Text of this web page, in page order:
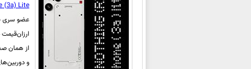
(3a) Lite
و